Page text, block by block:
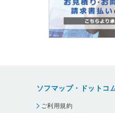
ソフマップ・ドットコ
ご利用規約